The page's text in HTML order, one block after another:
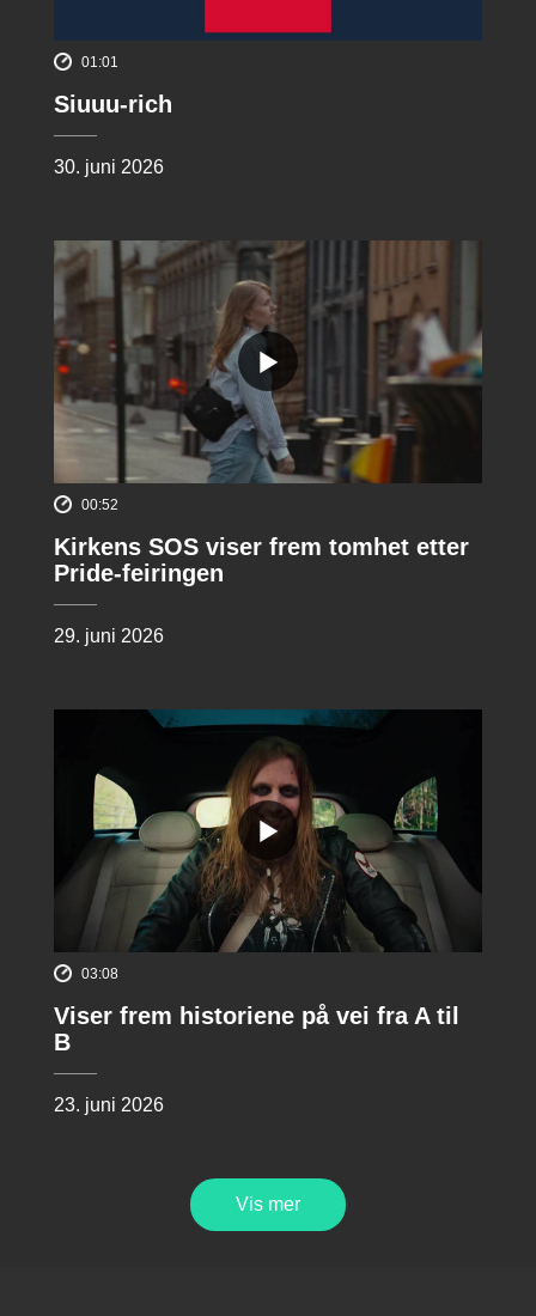
01:01
Siuuu-rich
30. juni 2026
00:52
Kirkens SOS viser frem tomhet etter
Pride-feiringen
29. juni 2026
03:08
Viser frem historiene på vei fra A til
B
23. juni 2026
Vis mer